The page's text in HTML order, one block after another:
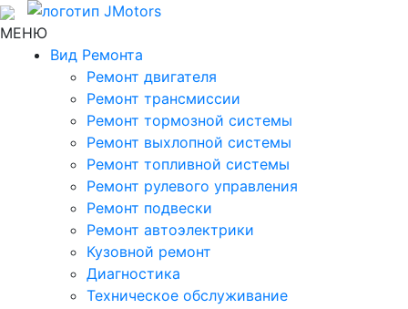
МЕНЮ
Вид Ремонта
Ремонт двигателя
Ремонт трансмиссии
Ремонт тормозной системы
Ремонт выхлопной системы
Ремонт топливной системы
Ремонт рулевого управления
Ремонт подвески
Ремонт автоэлектрики
Кузовной ремонт
Диагностика
Техническое обслуживание